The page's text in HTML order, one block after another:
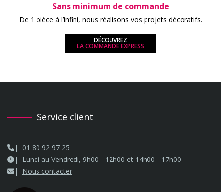
Sans minimum de commande
De 1 pièce à l’infini, nous réalisons vos projets décoratifs.
DÉCOUVREZ
LA COMMANDE EXPRESS
Service client
01 80 92 97 25
Lundi au Vendredi, 9h00 - 12h00 et 14h00 - 17h00
Nous contacter